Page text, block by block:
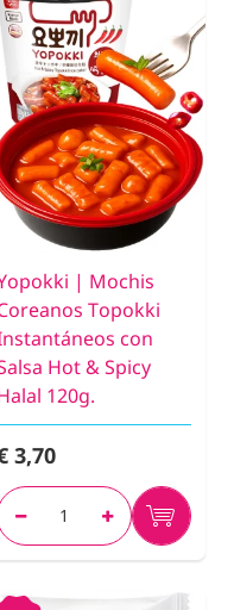
| Mochis
Topokki
con
Hot & Spicy
120g.
3,70